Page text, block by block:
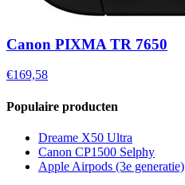
Canon PIXMA TR 7650
€169,58
Populaire producten
Dreame X50 Ultra
Canon CP1500 Selphy
Apple Airpods (3e generatie)